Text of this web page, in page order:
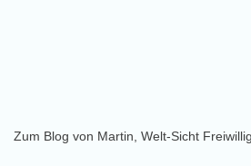
Zum Blog von Martin, Welt-Sicht